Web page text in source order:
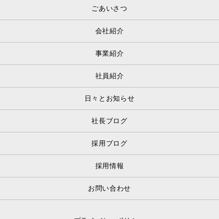
ごあいさつ
会社紹介
事業紹介
社員紹介
日々とお知らせ
社長ブログ
採用ブログ
採用情報
お問い合わせ